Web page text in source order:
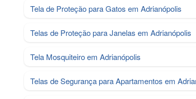
Tela de Proteção para Gatos em Adrianópolis
Telas de Proteção para Janelas em Adrianópolis
Tela Mosquiteiro em Adrianópolis
Telas de Segurança para Apartamentos em